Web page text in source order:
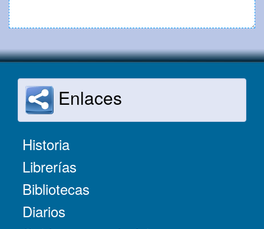
Enlaces
Historia
Librerías
Bibliotecas
Diarios